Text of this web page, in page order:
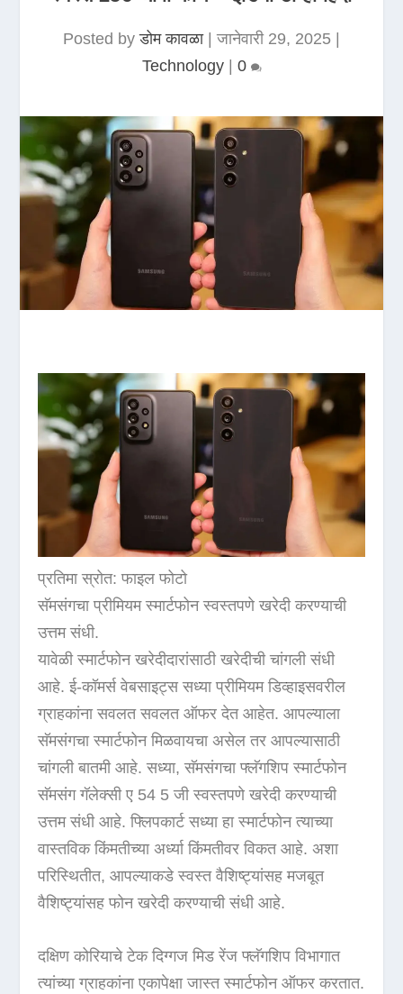
Posted byडोम कावळा|जानेवारी 29, 2025
Technology| 0
प्रतिमा स्रोत: फाइल फोटो
सॅमसंगचा प्रीमियम स्मार्टफोन स्वस्तपणे खरेदी करण्याची
उत्तम संधी.
यावेळी स्मार्टफोन खरेदीदारांसाठी खरेदीची चांगली संधी
आहे. ई-कॉमर्स वेबसाइट्स सध्या प्रीमियम डिव्हाइसवरील
ग्राहकांना सवलत सवलत ऑफर देत आहेत. आपल्याला
सॅमसंगचा स्मार्टफोन मिळवायचा असेल तर आपल्यासाठी
चांगली बातमी आहे. सध्या, सॅमसंगचा फ्लॅगशिप स्मार्टफोन
सॅमसंग गॅलेक्सी ए 54 5 जी स्वस्तपणे खरेदी करण्याची
उत्तम संधी आहे. फ्लिपकार्ट सध्या हा स्मार्टफोन त्याच्या
वास्तविक किंमतीच्या अर्ध्या किंमतीवर विकत आहे. अशा
परिस्थितीत, आपल्याकडे स्वस्त वैशिष्ट्यांसह मजबूत
वैशिष्ट्यांसह फोन खरेदी करण्याची संधी आहे.
दक्षिण कोरियाचे टेक दिग्गज मिड रेंज फ्लॅगशिप विभागात
त्यांच्या ग्राहकांना एकापेक्षा जास्त स्मार्टफोन ऑफर करतात.